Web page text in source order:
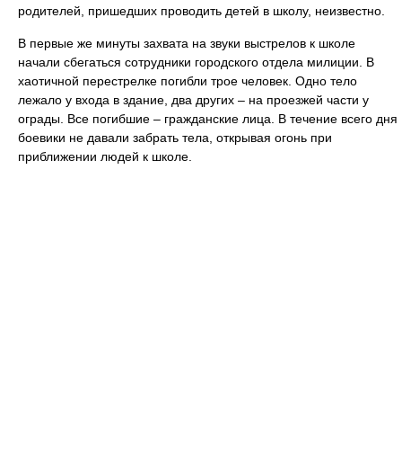
родителей, пришедших проводить детей в школу, неизвестно.
В первые же минуты захвата на звуки выстрелов к школе
начали сбегаться сотрудники городского отдела милиции. В
хаотичной перестрелке погибли трое человек. Одно тело
лежало у входа в здание, два других – на проезжей части у
ограды. Все погибшие – гражданские лица. В течение всего дня
боевики не давали забрать тела, открывая огонь при
приближении людей к школе.